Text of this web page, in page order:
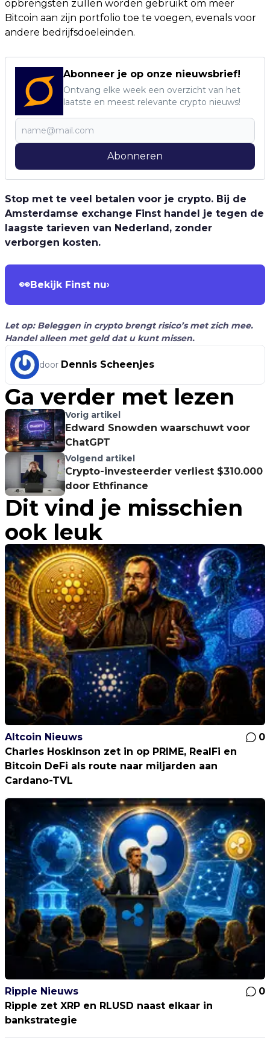
opbrengsten zullen worden gebruikt om meer
Bitcoin aan zijn portfolio toe te voegen, evenals voor
andere bedrijfsdoeleinden.
Abonneer je op onze nieuwsbrief!
Ontvang elke week een overzicht van het
laatste en meest relevante crypto nieuws!
Abonneren
Stop met te veel betalen voor je crypto. Bij de
Amsterdamse exchange Finst handel je tegen de
laagste tarieven van Nederland, zonder
verborgen kosten.
👀Bekijk Finst nu›
Let op: Beleggen in crypto brengt risico’s met zich mee.
Handel alleen met geld dat u kunt missen.
door Dennis Scheenjes
Ga verder met lezen
Vorig artikel
Edward Snowden waarschuwt voor
ChatGPT
Volgend artikel
Crypto-investeerder verliest $310.000
door Ethfinance
Dit vind je misschien
ook leuk
Altcoin Nieuws
0
Charles Hoskinson zet in op PRIME, RealFi en
Bitcoin DeFi als route naar miljarden aan
Cardano-TVL
Ripple Nieuws
0
Ripple zet XRP en RLUSD naast elkaar in
bankstrategie